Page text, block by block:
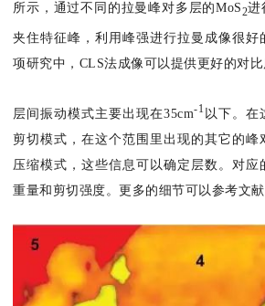
所示，通过不同的拉曼峰对多层的MoS2进
夹住特征峰，利用峰强进行拉曼成像很好
项研究中，CLS法成像可以提供更好的对比
层间振动模式主要出现在35cm-1 以下。在
剪切模式，在这个范围里出现的其它的峰
压缩模式，这些信息可以确定层数。对应
重量和剪切强度。更多的细节可以参考文